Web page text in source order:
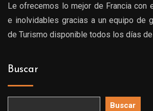
Le ofrecemos lo mejor de Francia con
e inolvidables gracias a un equipo de
de Turismo disponible todos los días
Buscar
Buscar